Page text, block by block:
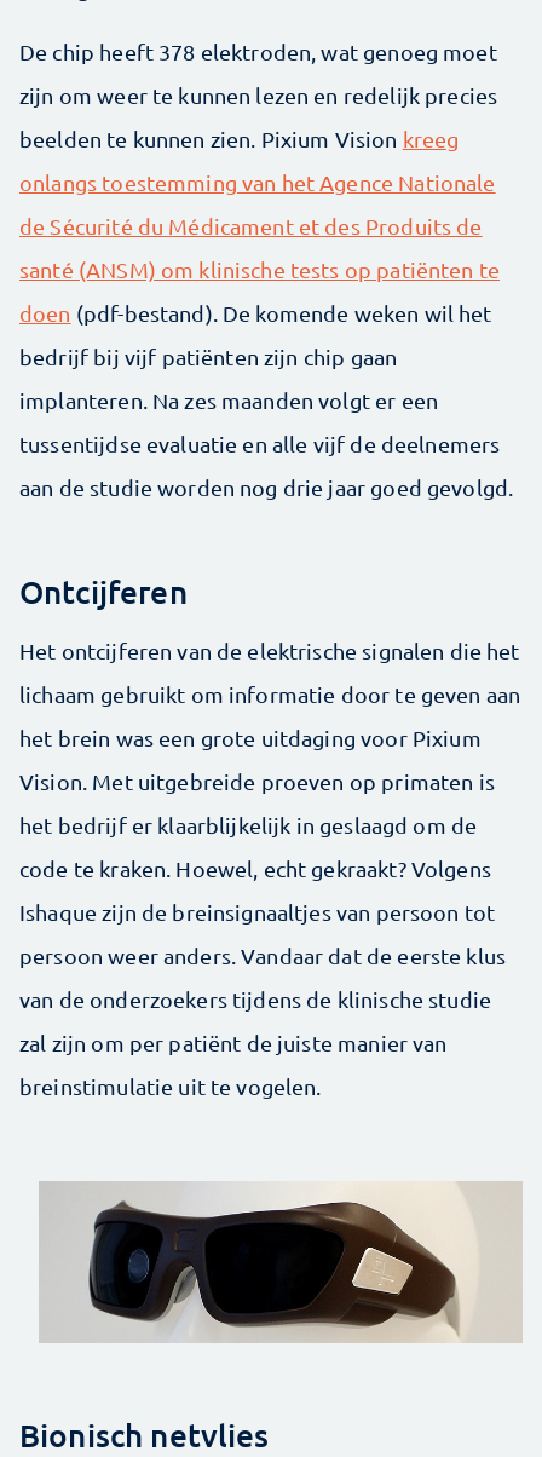
De chip heeft 378 elektroden, wat genoeg moet
zijn om weer te kunnen lezen en redelijk precies
beelden te kunnen zien. Pixium Vision kreeg
onlangs toestemming van het Agence Nationale
de Sécurité du Médicament et des Produits de
santé (ANSM) om klinische tests op patiënten te
doen (pdf-bestand). De komende weken wil het
bedrijf bij vijf patiënten zijn chip gaan
implanteren. Na zes maanden volgt er een
tussentijdse evaluatie en alle vijf de deelnemers
aan de studie worden nog drie jaar goed gevolgd.
Ontcijferen
Het ontcijferen van de elektrische signalen die het
lichaam gebruikt om informatie door te geven aan
het brein was een grote uitdaging voor Pixium
Vision. Met uitgebreide proeven op primaten is
het bedrijf er klaarblijkelijk in geslaagd om de
code te kraken. Hoewel, echt gekraakt? Volgens
Ishaque zijn de breinsignaaltjes van persoon tot
persoon weer anders. Vandaar dat de eerste klus
van de onderzoekers tijdens de klinische studie
zal zijn om per patiënt de juiste manier van
breinstimulatie uit te vogelen.
Bionisch netvlies